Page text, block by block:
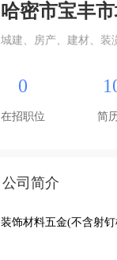
哈密市宝丰
城建、房产、建材、装
0
在招职位 简
公司简介
装饰材料五金(不含射